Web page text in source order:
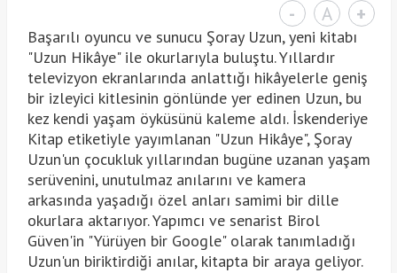
- A +
Başarılı oyuncu ve sunucu Şoray Uzun, yeni kitabı
"Uzun Hikâye" ile okurlarıyla buluştu. Yıllardır
televizyon ekranlarında anlattığı hikâyelerle geniş
bir izleyici kitlesinin gönlünde yer edinen Uzun, bu
kez kendi yaşam öyküsünü kaleme aldı. İskenderiye
Kitap etiketiyle yayımlanan "Uzun Hikâye", Şoray
Uzun'un çocukluk yıllarından bugüne uzanan yaşam
serüvenini, unutulmaz anılarını ve kamera
arkasında yaşadığı özel anları samimi bir dille
okurlara aktarıyor. Yapımcı ve senarist Birol
Güven'in "Yürüyen bir Google" olarak tanımladığı
Uzun'un biriktirdiği anılar, kitapta bir araya geliyor.